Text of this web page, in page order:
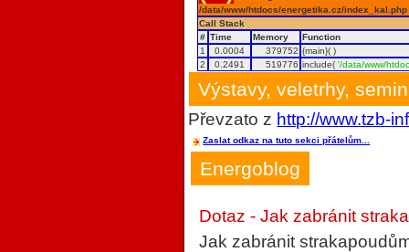
/data/www/htdocs/energetika.cz/
Call Stack
# Time Memory
Function
1
0.0004 379752 {main}( )
2
0.2491 519776 include('/data/www/
Výstavy, veletrhy,
Převzato z http://www.tzb-
Zaslat odkaz na tuto sekci přátelům...
Energoblog
Dotaz - Jak zabránit
Jak zabránit